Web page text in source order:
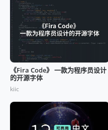
《Fira Code》 一款为程序员设计
的开源字体
kiic